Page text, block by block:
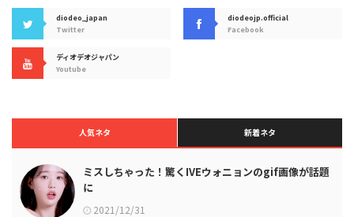
diodeo_japan
Twitter
diodeojp.official
Facebook
ディオデオジャパン
Youtube
人気ネタ 新着ネタ
ミスしちゃった！驚くIVEウォニョンのgif画像が話題
に
2021/12/31